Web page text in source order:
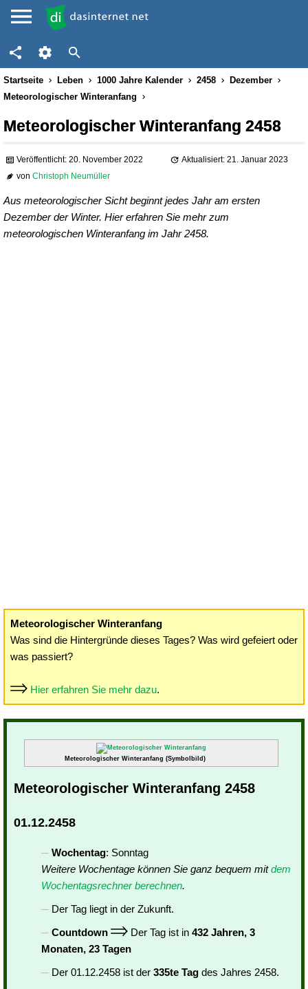
Startseite Leben 1000 Jahre Kalender 2458
Dezember
Meteorologischer Winteranfang
Meteorologischer Winteranfang 2458
Veröffentlicht: 20. November 2022
Aktualisiert: 21. Januar 2023
vonChristoph Neumüller
Aus meteorologischer Sicht beginnt jedes Jahr am ersten
Dezember der Winter. Hier erfahren Sie mehr zum
meteorologischen Winteranfang im Jahr 2458.
Meteorologischer Winteranfang
Was sind die Hintergründe dieses Tages? Was wird gefeiert oder
was passiert?
Hier erfahren Sie mehr dazu.
Meteorologischer Winteranfang (Symbolbild)
Meteorologischer Winteranfang 2458
01.12.2458
Wochentag: Sonntag
Weitere Wochentage können Sie ganz bequem mitdem
Wochentagsrechner berechnen.
Der Tag liegt in der Zukunft.
Countdown
Der Tag ist in 432 Jahren, 3
Monaten, 23 Tagen
Der 01.12.2458 ist der 335te Tag des Jahres 2458.